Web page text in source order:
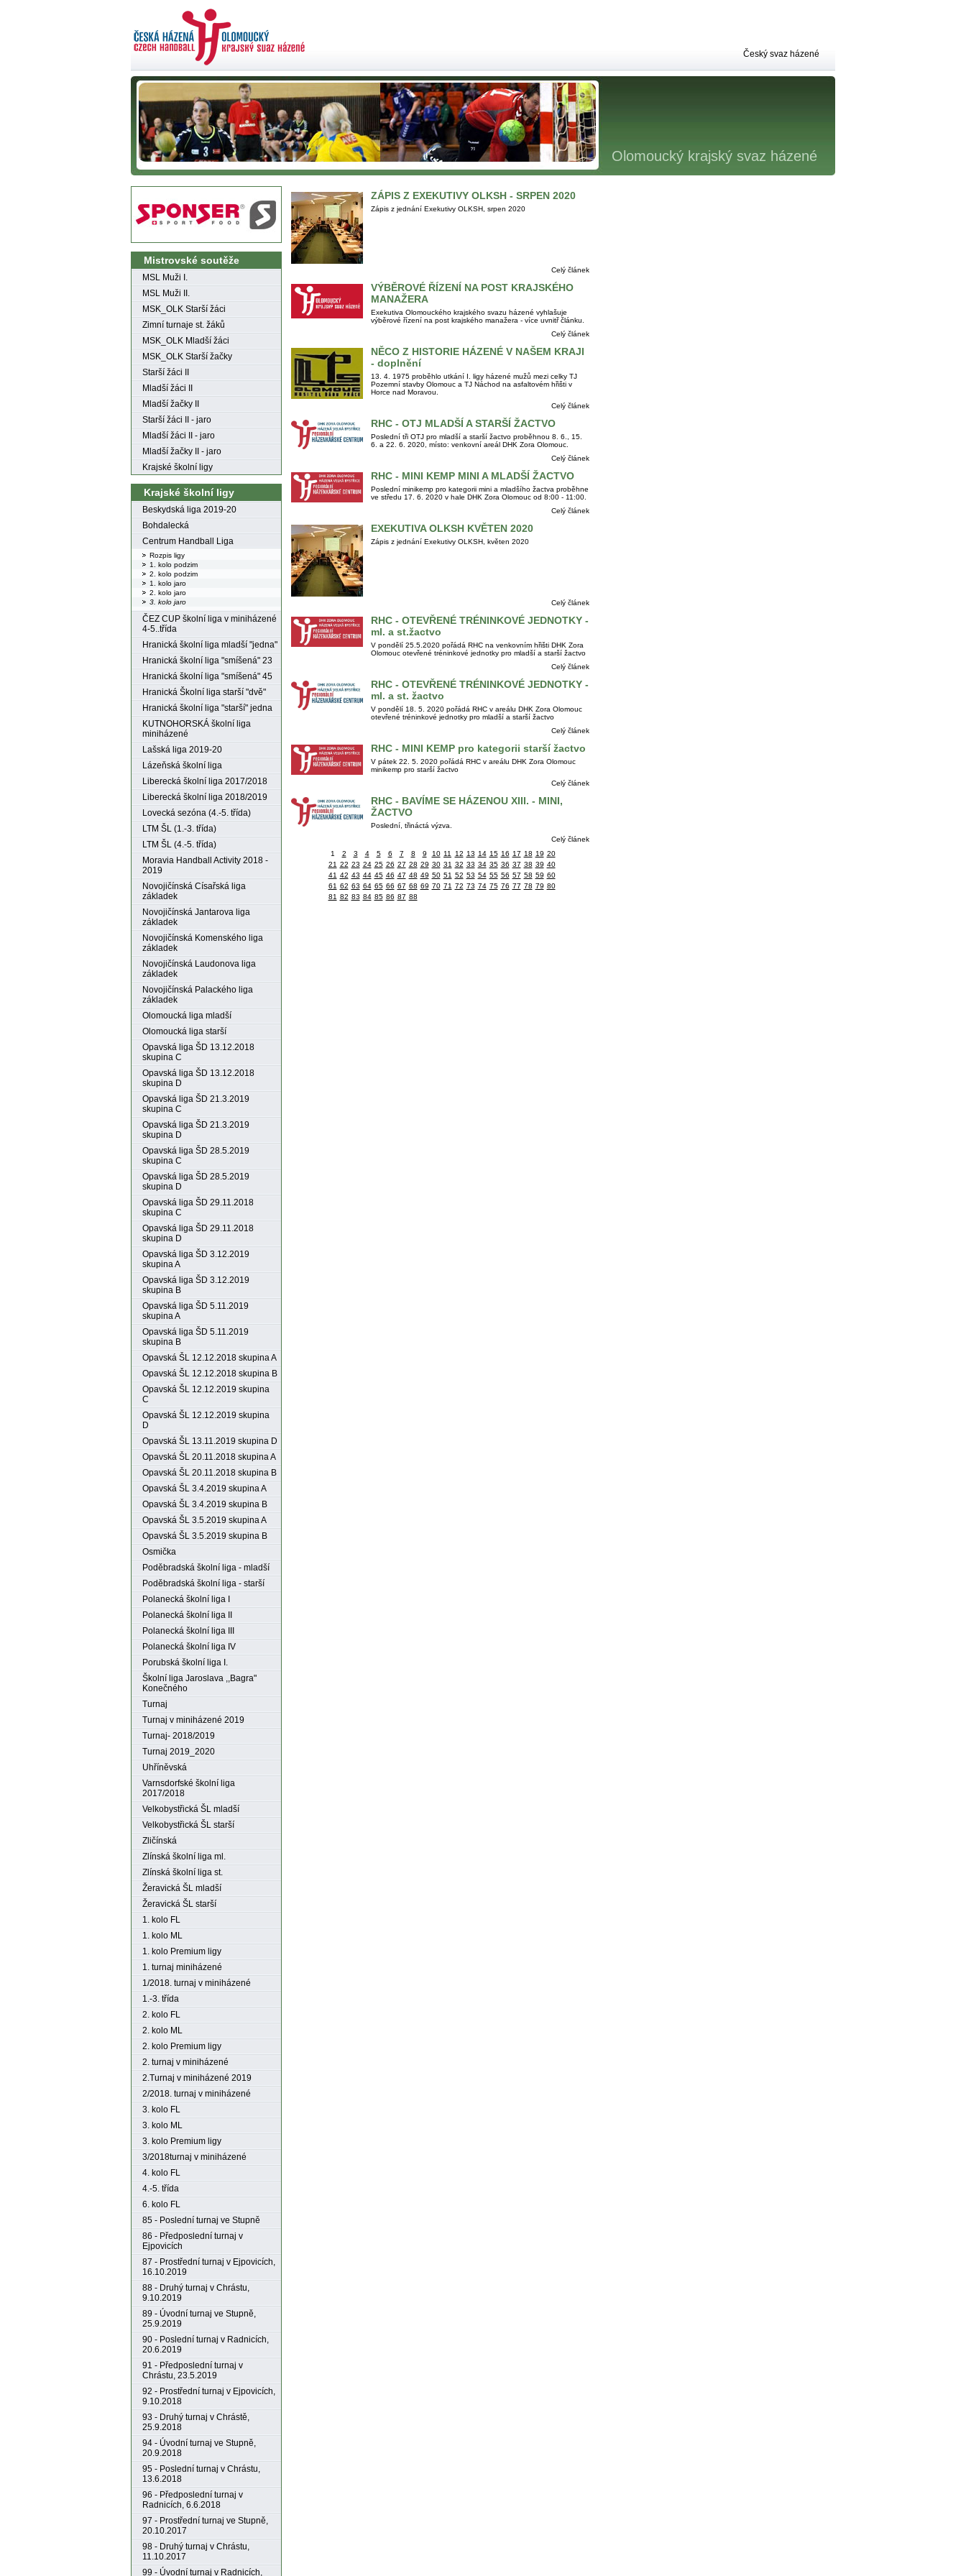
Olomoucký krajský svaz házené
Český svaz házené
Mistrovské soutěže
MSL Muži I.
MSL Muži II.
MSK_OLK Starší žáci
Zimní turnaje st. žáků
MSK_OLK Mladší žáci
MSK_OLK Starší žačky
Starší žáci II
Mladší žáci II
Mladší žačky II
Starší žáci II - jaro
Mladší žáci II - jaro
Mladší žačky II - jaro
Krajské školní ligy
Krajské školní ligy
Beskydská liga 2019-20
Bohdalecká
Centrum Handball Liga
Rozpis ligy
1. kolo podzim
2. kolo podzim
1. kolo jaro
2. kolo jaro
3. kolo jaro
ČEZ CUP školní liga v miniházené
4-5..třída
Hranická školní liga mladší "jedna"
Hranická školní liga "smíšená" 23
Hranická školní liga "smíšená" 45
Hranická Školní liga starší "dvě"
Hranická školní liga "starší" jedna
KUTNOHORSKÁ školní liga
miniházené
Lašská liga 2019-20
Lázeňská školní liga
Liberecká školní liga 2017/2018
Liberecká školní liga 2018/2019
Lovecká sezóna (4.-5. třída)
LTM ŠL (1.-3. třída)
LTM ŠL (4.-5. třída)
Moravia Handball Activity 2018 -
2019
Novojičínská Císařská liga
základek
Novojičínská Jantarova liga
základek
Novojičínská Komenského liga
základek
Novojičínská Laudonova liga
základek
Novojičínská Palackého liga
základek
Olomoucká liga mladší
Olomoucká liga starší
Opavská liga ŠD 13.12.2018
skupina C
Opavská liga ŠD 13.12.2018
skupina D
Opavská liga ŠD 21.3.2019
skupina C
Opavská liga ŠD 21.3.2019
skupina D
Opavská liga ŠD 28.5.2019
skupina C
Opavská liga ŠD 28.5.2019
skupina D
Opavská liga ŠD 29.11.2018
skupina C
Opavská liga ŠD 29.11.2018
skupina D
Opavská liga ŠD 3.12.2019
skupina A
Opavská liga ŠD 3.12.2019
skupina B
Opavská liga ŠD 5.11.2019
skupina A
Opavská liga ŠD 5.11.2019
skupina B
Opavská ŠL 12.12.2018 skupina A
Opavská ŠL 12.12.2018 skupina B
Opavská ŠL 12.12.2019 skupina
C
Opavská ŠL 12.12.2019 skupina
D
Opavská ŠL 13.11.2019 skupina D
Opavská ŠL 20.11.2018 skupina A
Opavská ŠL 20.11.2018 skupina B
Opavská ŠL 3.4.2019 skupina A
Opavská ŠL 3.4.2019 skupina B
Opavská ŠL 3.5.2019 skupina A
Opavská ŠL 3.5.2019 skupina B
Osmička
Poděbradská školní liga - mladší
Poděbradská školní liga - starší
Polanecká školní liga I
Polanecká školní liga II
Polanecká školní liga III
Polanecká školní liga IV
Porubská školní liga I.
Školní liga Jaroslava ,,Bagra"
Konečného
Turnaj
Turnaj v miniházené 2019
Turnaj- 2018/2019
Turnaj 2019_2020
Uhříněvská
Varnsdorfské školní liga
2017/2018
Velkobystřická ŠL mladší
Velkobystřická ŠL starší
Zličínská
Zlínská školní liga ml.
Zlínská školní liga st.
Žeravická ŠL mladší
Žeravická ŠL starší
1. kolo FL
1. kolo ML
1. kolo Premium ligy
1. turnaj miniházené
1/2018. turnaj v miniházené
1.-3. třída
2. kolo FL
2. kolo ML
2. kolo Premium ligy
2. turnaj v miniházené
2.Turnaj v miniházené 2019
2/2018. turnaj v miniházené
3. kolo FL
3. kolo ML
3. kolo Premium ligy
3/2018turnaj v miniházené
4. kolo FL
4.-5. třída
6. kolo FL
85 - Poslední turnaj ve Stupně
86 - Předposlední turnaj v
Ejpovicích
87 - Prostřední turnaj v Ejpovicích,
16.10.2019
88 - Druhý turnaj v Chrástu,
9.10.2019
89 - Úvodní turnaj ve Stupně,
25.9.2019
90 - Poslední turnaj v Radnicích,
20.6.2019
91 - Předposlední turnaj v
Chrástu, 23.5.2019
92 - Prostřední turnaj v Ejpovicích,
9.10.2018
93 - Druhý turnaj v Chrástě,
25.9.2018
94 - Úvodní turnaj ve Stupně,
20.9.2018
95 - Poslední turnaj v Chrástu,
13.6.2018
96 - Předposlední turnaj v
Radnicích, 6.6.2018
97 - Prostřední turnaj ve Stupně,
20.10.2017
98 - Druhý turnaj v Chrástu,
11.10.2017
99 - Úvodní turnaj v Radnicích,
ZÁPIS Z EXEKUTIVY OLKSH - SRPEN 2020
Zápis z jednání Exekutivy OLKSH, srpen 2020
Celý článek
VÝBĚROVÉ ŘÍZENÍ NA POST KRAJSKÉHO
MANAŽERA
Exekutiva Olomouckého krajského svazu házené vyhlašuje
výběrové řízení na post krajského manažera - více uvnitř článku.
Celý článek
NĚCO Z HISTORIE HÁZENÉ V NAŠEM KRAJI
- doplnění
13. 4. 1975 proběhlo utkání I. ligy házené mužů mezi celky TJ
Pozemní stavby Olomouc a TJ Náchod na asfaltovém hřišti v
Horce nad Moravou.
Celý článek
RHC - OTJ MLADŠÍ A STARŠÍ ŽACTVO
Poslední tři OTJ pro mladší a starší žactvo proběhnou 8. 6., 15.
6. a 22. 6. 2020, místo: venkovní areál DHK Zora Olomouc.
Celý článek
RHC - MINI KEMP MINI A MLADŠÍ ŽACTVO
Poslední minikemp pro kategorii mini a mladšího žactva proběhne
ve středu 17. 6. 2020 v hale DHK Zora Olomouc od 8:00 - 11:00.
Celý článek
EXEKUTIVA OLKSH KVĚTEN 2020
Zápis z jednání Exekutivy OLKSH, květen 2020
Celý článek
RHC - OTEVŘENÉ TRÉNINKOVÉ JEDNOTKY -
ml. a st.žactvo
V pondělí 25.5.2020 pořádá RHC na venkovním hřišti DHK Zora
Olomouc otevřené tréninkové jednotky pro mladší a starší žactvo
Celý článek
RHC - OTEVŘENÉ TRÉNINKOVÉ JEDNOTKY -
ml. a st. žactvo
V pondělí 18. 5. 2020 pořádá RHC v areálu DHK Zora Olomouc
otevřené tréninkové jednotky pro mladší a starší žactvo
Celý článek
RHC - MINI KEMP pro kategorii starší žactvo
V pátek 22. 5. 2020 pořádá RHC v areálu DHK Zora Olomouc
minikemp pro starší žactvo
Celý článek
RHC - BAVÍME SE HÁZENOU XIII. - MINI,
ŽACTVO
Poslední, třináctá výzva.
Celý článek
1
2 3 4 5 6 7 8 9 10 11 12 13 14 15 16 17 18 19 20
21 22 23 24 25 26 27 28 29 30 31 32 33 34 35 36 37 38 39 40
41 42 43 44 45 46 47 48 49 50 51 52 53 54 55 56 57 58 59 60
61 62 63 64 65 66 67 68 69 70 71 72 73 74 75 76 77 78 79 80
81 82 83 84 85 86 87 88